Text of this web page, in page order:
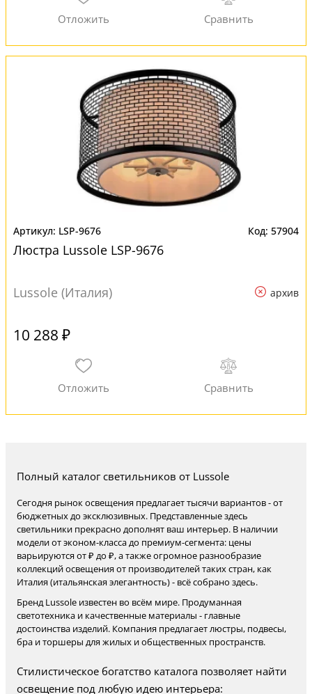
LSP-9676 57904
Люстра Lussole LSP-9676
Lussole (Италия) архив
10 288 ₽
Полный каталог светильников от Lussole
Сегодня рынок освещения предлагает тысячи вариантов - от
бюджетных до эксклюзивных. Представленные здесь
светильники прекрасно дополнят ваш интерьер. В наличии
модели от эконом-класса до премиум-сегмента: цены
варьируются от ₽ до ₽, а также огромное разнообразие
коллекций освещения от производителей таких стран, как
Италия (итальянская элегантность) - всё собрано здесь.
Бренд Lussole известен во всём мире. Продуманная
светотехника и качественные материалы - главные
достоинства изделий. Компания предлагает люстры, подвесы,
бра и торшеры для жилых и общественных пространств.
Стилистическое богатство каталога позволяет найти
освещение под любую идею интерьера: